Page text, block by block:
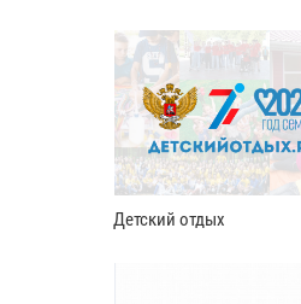
Детский отдых